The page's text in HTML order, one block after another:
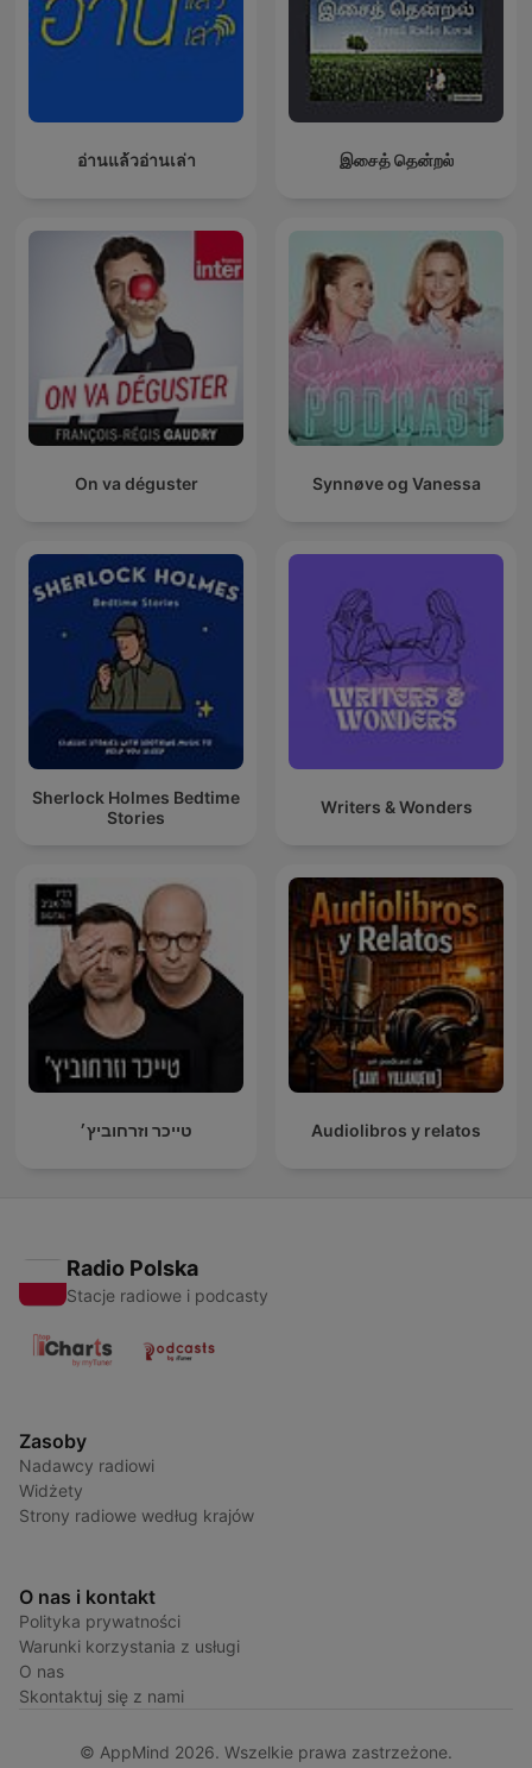
อ่านแล้วอ่านเล่า இசைத் தென்றல்
On va déguster Synnøve og Vanessa
Sherlock Holmes Bedtime
Stories
Writers & Wonders
טייכר וזרחוביץ׳ Audiolibros y relatos
Radio Polska
Stacje radiowe i podcasty
Zasoby
Nadawcy radiowi
Widżety
Strony radiowe według krajów
O nas i kontakt
Polityka prywatności
Warunki korzystania z usługi
O nas
Skontaktuj się z nami
© AppMind 2026. Wszelkie prawa zastrzeżone.